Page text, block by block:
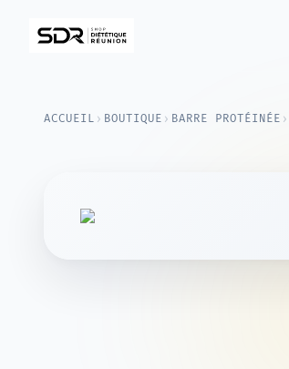
ACCUEIL › BOUTIQUE › BARRE PROTÉINÉE ›